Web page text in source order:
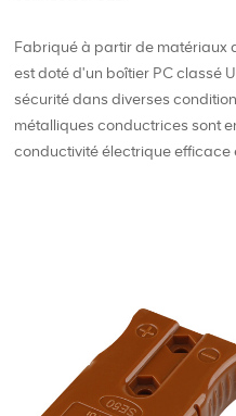
Fabriqué à partir de matériaux
est doté d'un boîtier PC classé
sécurité dans diverses
métalliques conductrices sont
conductivité électrique efficace